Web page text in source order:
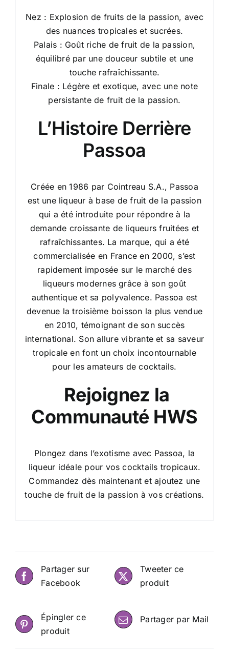
Nez : Explosion de fruits de la passion, avec
des nuances tropicales et sucrées.
Palais : Goût riche de fruit de la passion,
équilibré par une douceur subtile et une
touche rafraîchissante.
Finale : Légère et exotique, avec une note
persistante de fruit de la passion.
L’Histoire Derrière
Passoa
Créée en 1986 par Cointreau S.A., Passoa
est une liqueur à base de fruit de la passion
qui a été introduite pour répondre à la
demande croissante de liqueurs fruitées et
rafraîchissantes. La marque, qui a été
commercialisée en France en 2000, s’est
rapidement imposée sur le marché des
liqueurs modernes grâce à son goût
authentique et sa polyvalence. Passoa est
devenue la troisième boisson la plus vendue
en 2010, témoignant de son succès
international. Son allure vibrante et sa saveur
tropicale en font un choix incontournable
pour les amateurs de cocktails.
Rejoignez la
Communauté HWS
Plongez dans l’exotisme avec Passoa, la
liqueur idéale pour vos cocktails tropicaux.
Commandez dès maintenant et ajoutez une
touche de fruit de la passion à vos créations.
Partager sur
Facebook
Tweeter ce
produit
Épingler ce
produit
Partager par Mail